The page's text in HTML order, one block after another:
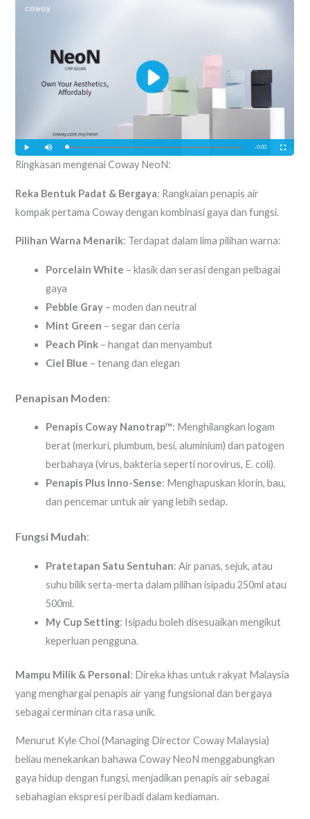
Ringkasan mengenai Coway NeoN:
Reka Bentuk Padat & Bergaya: Rangkaian penapis air
kompak pertama Coway dengan kombinasi gaya dan fungsi.
Pilihan Warna Menarik: Terdapat dalam lima pilihan warna:
Porcelain White – klasik dan serasi dengan pelbagai
gaya
Pebble Gray – moden dan neutral
Mint Green – segar dan ceria
Peach Pink – hangat dan menyambut
Ciel Blue – tenang dan elegan
Penapisan Moden:
Penapis Coway Nanotrap™: Menghilangkan logam
berat (merkuri, plumbum, besi, aluminium) dan patogen
berbahaya (virus, bakteria seperti norovirus, E. coli).
Penapis Plus Inno-Sense: Menghapuskan klorin, bau,
dan pencemar untuk air yang lebih sedap.
Fungsi Mudah:
Pratetapan Satu Sentuhan: Air panas, sejuk, atau
suhu bilik serta-merta dalam pilihan isipadu 250ml atau
500ml.
My Cup Setting: Isipadu boleh disesuaikan mengikut
keperluan pengguna.
Mampu Milik & Personal: Direka khas untuk rakyat Malaysia
yang menghargai penapis air yang fungsional dan bergaya
sebagai cerminan cita rasa unik.
Menurut Kyle Choi (Managing Director Coway Malaysia)
beliau menekankan bahawa Coway NeoN menggabungkan
gaya hidup dengan fungsi, menjadikan penapis air sebagai
sebahagian ekspresi peribadi dalam kediaman.